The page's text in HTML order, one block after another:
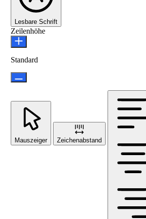
Lesbare Schrift
Zeilenhöhe
Standard
Mauszeiger Zeichenabstand